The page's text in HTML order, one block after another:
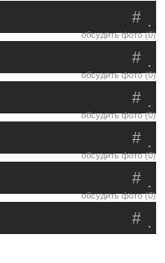
.
#
обсудить фото (0)
.
#
обсудить фото (0)
.
#
обсудить фото (0)
.
#
обсудить фото (0)
.
#
обсудить фото (0)
.
#